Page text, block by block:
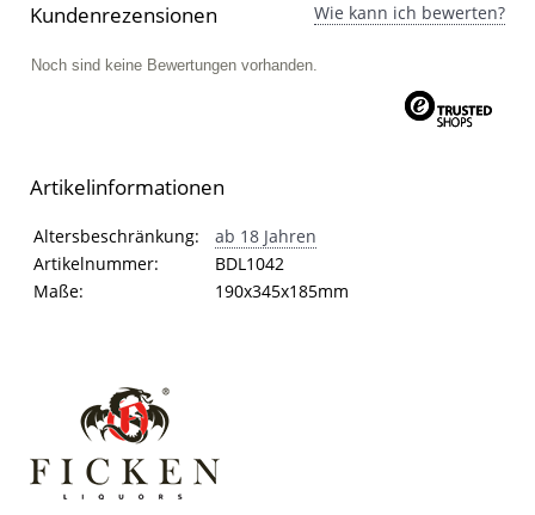
Kundenrezensionen Wie kann ich bewerten?
Noch sind keine Bewertungen vorhanden.
Artikelinformationen
Artikelinformationen
Eigenschaft Wert
Altersbeschränkung:
ab 18 Jahren
Artikelnummer:
BDL1042
Maße:
190x345x185mm